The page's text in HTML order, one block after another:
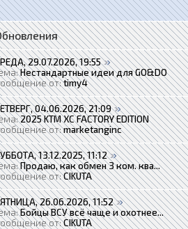
29.07.2026, 19:55
Нестандартные идеи для GO&DO
от:timy4
04.06.2026, 21:09
2025 KTM XC FACTORY EDITION
от:marketanginc
13.12.2025, 11:12
Продаю, как обмен 3 ком. ква...
от:CIKUTA
26.06.2026, 11:52
Бойцы ВСУ всё чаще и охотнее...
от:CIKUTA